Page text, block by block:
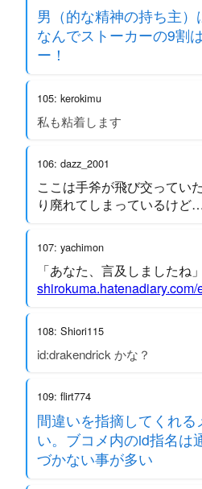
男（的な精神の持ち主）
なんでストーカーの9割
ー！
105: kerokimu
私も粘着します
106: dazz_2001
ここは手斧が飛び交ってい
り廃れてしまっているけど
107: yachimon
「あなた、言及しましたね
shirokuma.hatenadiary.com/
108: Shiori115
id:drakendrick かな？
109: flirt774
間違いを指摘してくれる
い。ブコメ内のid指名は
づかない事が多い